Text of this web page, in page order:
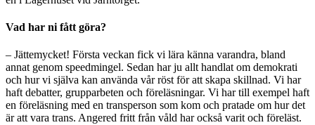
Vad har ni fått göra?
– Jättemycket! Första veckan fick vi lära känna varandra, bland
annat genom speedmingel. Sedan har ju allt handlat om demokrati
och hur vi själva kan använda vår röst för att skapa skillnad. Vi har
haft debatter, grupparbeten och föreläsningar. Vi har till exempel haft
en föreläsning med en transperson som kom och pratade om hur det
är att vara trans. Angered fritt från våld har också varit och föreläst.